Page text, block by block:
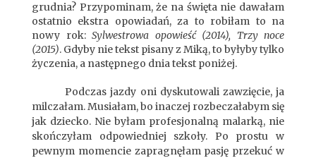
grudnia? Przypominam, że na święta nie dawałam
ostatnio ekstra opowiadań, za to robiłam to na
nowy rok:Sylwestrowa opowieść (2014), Trzy noce
(2015). Gdyby nie tekst pisany z Miką, to byłyby tylko
życzenia, a następnego dnia tekst poniżej.
Podczas jazdy oni dyskutowali zawzięcie, ja
milczałam. Musiałam, bo inaczej rozbeczałabym się
jak dziecko. Nie byłam profesjonalną malarką, nie
skończyłam odpowiedniej szkoły. Po prostu w
pewnym momencie zapragnęłam pasję przekuć w